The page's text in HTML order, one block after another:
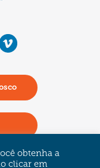
obtenha a
clicar em